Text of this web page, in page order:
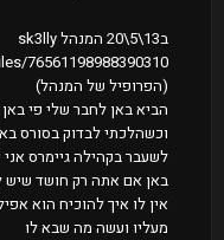
ב13\5\20 המנהל sk3lly
(הפרופיל של המנהל)
הביא באן לחבר שלי פי
וכשהלכתי לבדוק בסורס
לשעבר בקהילה גיימרס
באן אם אתה רק חושד שיש
אין לו איך להוכיח הוא
מעליו ועשה מה שבא לו